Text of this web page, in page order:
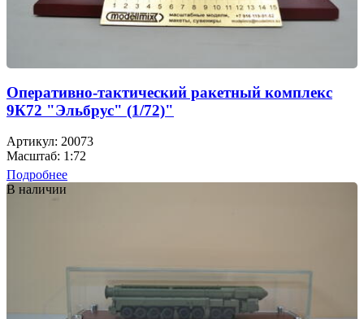
Оперативно-тактический ракетный комплекс
9К72 "Эльбрус" (1/72)"
Артикул: 20073
Масштаб: 1:72
Подробнее
В наличии